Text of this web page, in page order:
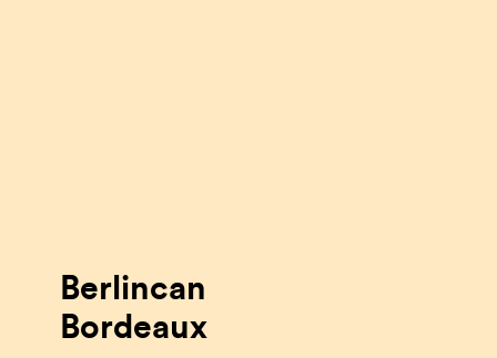
Berlincan
Bordeaux